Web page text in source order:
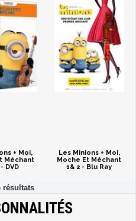
+ Moi,
Méchant
DVD
Les Minions + Moi,
Moche Et Méchant
1& 2 - Blu Ray